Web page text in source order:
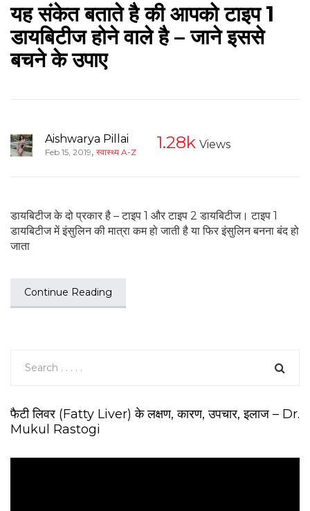
यह संकेत बताते है की आपको टाइप 1
डायबिटीज होने वाले है – जाने इससे
बचने के उपाए
Aishwarya Pillai
Feb 15, 2019, स्वास्थ्य A-Z 1.28k Views
डायबिटीज के दो प्रकार है – टाइप 1 और टाइप 2 डायबिटीज। टाइप 1
डायबिटीज में इंसुलिन की मात्रा कम हो जाती है या फिर इंसुलिन बनना बंद हो
जाता
Continue Reading
फैटी लिवर (Fatty Liver) के लक्षण, कारण, उपचार, इलाज – Dr.
Mukul Rastogi